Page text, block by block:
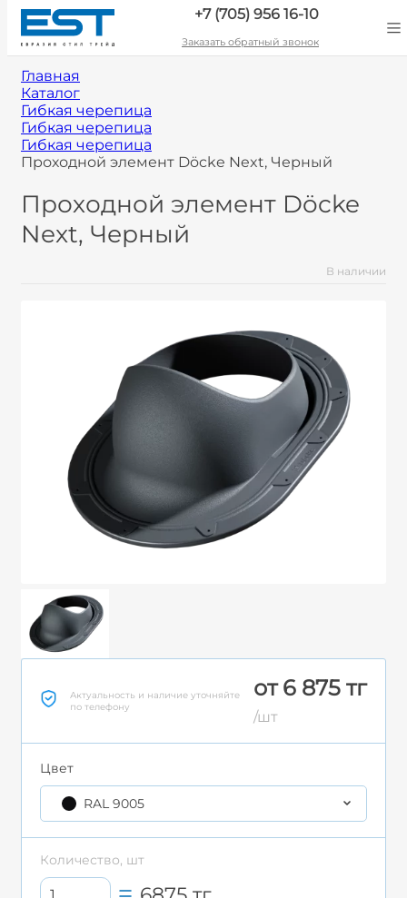
+7 (705) 956 16-10
Заказать обратный звонок
Главная
Каталог
Гибкая черепица
Гибкая черепица
Гибкая черепица
Проходной элемент Döcke Next, Черный
Проходной элемент Döcke
Next, Черный
В наличии
Актуальность и наличие уточняйте
по телефону
от 6 875 тг
/шт
Цвет
RAL 9005
Количество, шт